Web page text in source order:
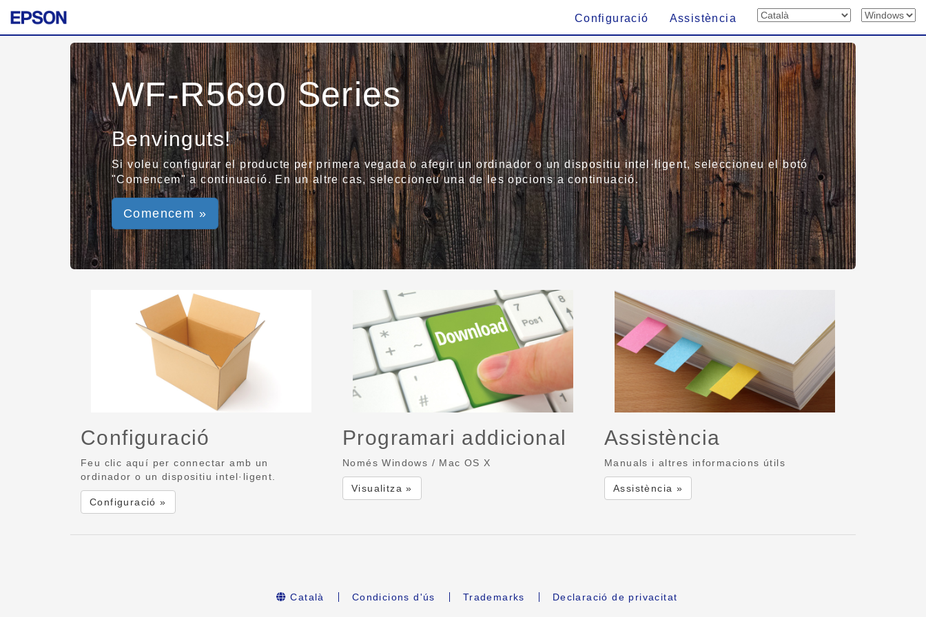
Configuració Assistència
WF-R5690 Series
Benvinguts!
Si voleu configurar el producte per primera vegada o afegir un ordinador o un dispositiu intel·ligent, seleccioneu el botó
"Comencem" a continuació. En un altre cas, seleccioneu una de les opcions a continuació.
Comencem »
Configuració
Feu clic aquí per connectar amb un
ordinador o un dispositiu intel·ligent.
Configuració »
Programari addicional
Només Windows / Mac OS X
Visualitza »
Assistència
Manuals i altres informacions útils
Assistència »
Català Condicions d'ús Trademarks Declaració de privacitat